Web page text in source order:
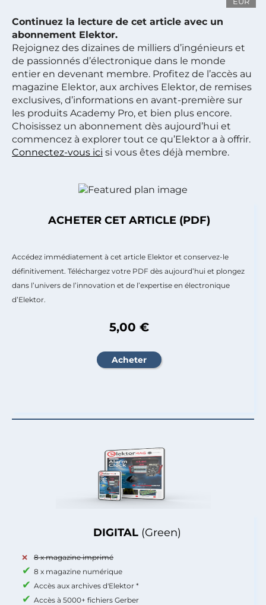
Continuez la lecture de cet article avec un
abonnement Elektor.
Rejoignez des dizaines de milliers d’ingénieurs et
de passionnés d’électronique dans le monde
entier en devenant membre. Profitez de l’accès au
magazine Elektor, aux archives Elektor, de remises
exclusives, d’informations en avant-première sur
les produits Academy Pro, et bien plus encore.
Choisissez un abonnement dès aujourd’hui et
commencez à explorer tout ce qu’Elektor a à offrir.
Connectez-vous ici si vous êtes déjà membre.
DIGITAL (Green)
8 x magazine imprimé
8 x magazine numérique
Accès aux archives d'Elektor *
Accès à 5000+ fichiers Gerber
ACHETER CET ARTICLE (PDF)
Accédez immédiatement à cet article Elektor et conservez-le
définitivement. Téléchargez votre PDF dès aujourd’hui et plongez
dans l’univers de l’innovation et de l’expertise en électronique
d’Elektor.
5,00 €